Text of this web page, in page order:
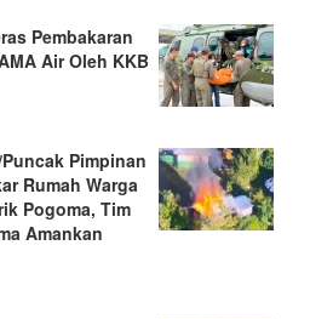
Pembakaran
Air Oleh KKB
Pimpinan
Rumah Warga
Pogoma, Tim
Amankan